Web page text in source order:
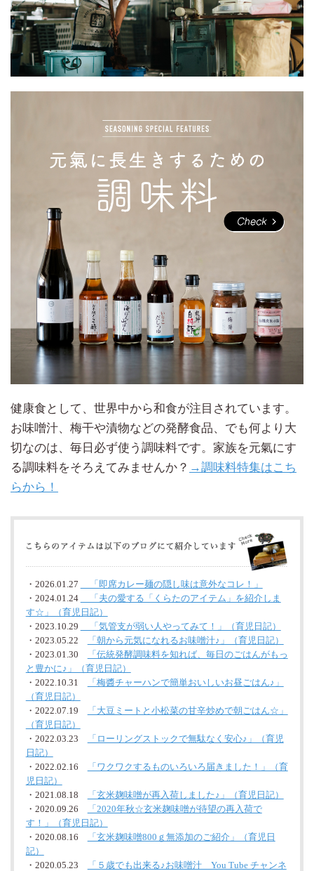
健康食として、世界中から和食が注目されています。
お味噌汁、梅干や漬物などの発酵食品、でも何より大
切なのは、毎日必ず使う調味料です。家族を元氣にす
る調味料をそろえてみませんか？ →調味料特集はこち
らから！
・2026.01.27
「即席カレー麺の隠し味は意外なコレ！」
・2024.01.24
「夫の愛する「くらたのアイテム」を紹介しま
す☆」（育児日記）
・2023.10.29
「気管支が弱い人やってみて！」（育児日記）
・2023.05.22
「朝から元気になれるお味噌汁♪」（育児日記）
・2023.01.30
「伝統発酵調味料を知れば、毎日のごはんがもっ
と豊かに♪」（育児日記）
・2022.10.31
「梅醬チャーハンで簡単おいしいお昼ごはん♪」
（育児日記）
・2022.07.19
「大豆ミートと小松菜の甘辛炒めで朝ごはん☆」
（育児日記）
・2022.03.23
「ローリングストックで無駄なく安心♪」（育児
日記）
・2022.02.16
「ワクワクするものいろいろ届きました！」（育
児日記）
・2021.08.18
「玄米麹味噌が再入荷しました♪」（育児日記）
・2020.09.26
「2020年秋☆玄米麹味噌が待望の再入荷で
す！」（育児日記）
・2020.08.16
「玄米麹味噌800ｇ無添加のご紹介」（育児日
記）
・2020.05.23
「５歳でも出来る♪お味噌汁 You Tube チャンネ